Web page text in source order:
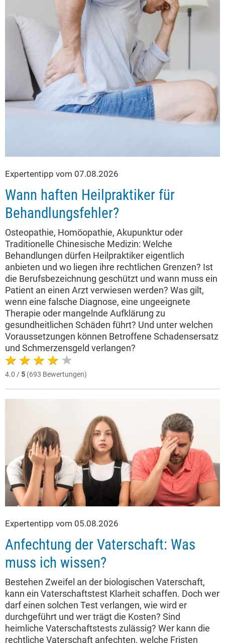
Expertentipp vom 07.08.2026
Wann haften Heilpraktiker für
Behandlungsfehler?
Osteopathie, Homöopathie, Akupunktur oder
Traditionelle Chinesische Medizin: Welche
Behandlungen dürfen Heilpraktiker eigentlich
anbieten und wo liegen ihre rechtlichen Grenzen? Ist
die Berufsbezeichnung geschützt und wann muss ein
Patient an einen Arzt verwiesen werden? Was gilt,
wenn eine falsche Diagnose, eine ungeeignete
Therapie oder mangelnde Aufklärung zu
gesundheitlichen Schäden führt? Und unter welchen
Voraussetzungen können Betroffene Schadensersatz
und Schmerzensgeld verlangen?
4.0 / 5 (693 Bewertungen)
Expertentipp vom 05.08.2026
Anfechtung der Vaterschaft: Was
muss ich wissen?
Bestehen Zweifel an der biologischen Vaterschaft,
kann ein Vaterschaftstest Klarheit schaffen. Doch wer
darf einen solchen Test verlangen, wie wird er
durchgeführt und wer trägt die Kosten? Sind
heimliche Vaterschaftstests zulässig? Wer kann die
rechtliche Vaterschaft anfechten, welche Fristen